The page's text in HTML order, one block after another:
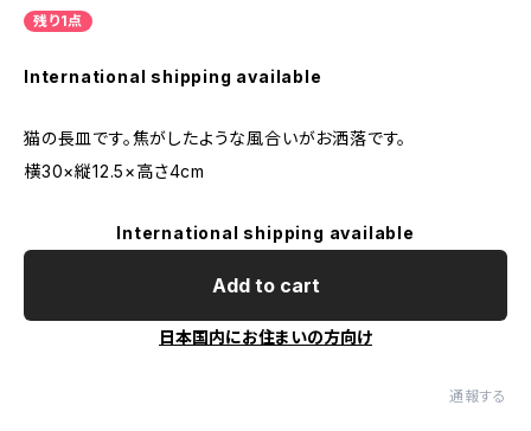
残り1点
International shipping available
猫の長皿です。焦がしたような風合いがお洒落です。
横30×縦12.5×高さ4cm
International shipping available
Add to cart
日本国内にお住まいの方向け
通報する